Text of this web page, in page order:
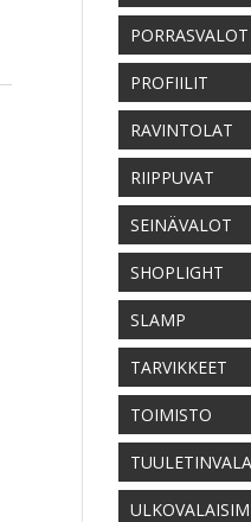
PORRASVALOT
PROFIILIT
RAVINTOLAT
RIIPPUVAT
SEINÄVALOT
SHOPLIGHT
SLAMP
TARVIKKEET
TOIMISTO